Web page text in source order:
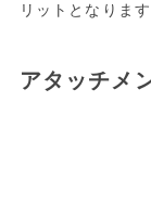
リットとなります
アタッチメ